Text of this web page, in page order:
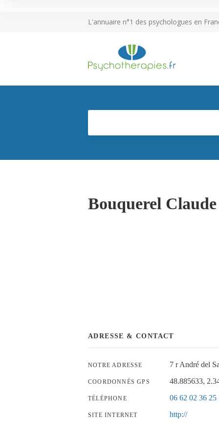
L'annuaire n°1 des psychologues en
Bouquerel Claude
ADRESSE & CONTACT
NOTRE ADRESSE 7 r André del
COORDONNÉS GPS 48.885633,
TÉLÉPHONE 06 62 02 36 25
SITE INTERNET http://